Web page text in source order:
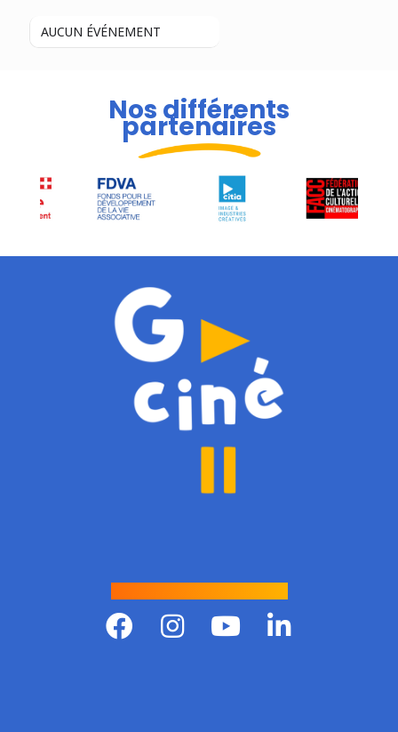
AUCUN ÉVÉNEMENT
Nos différents
partenaires
Suivre Gciné !